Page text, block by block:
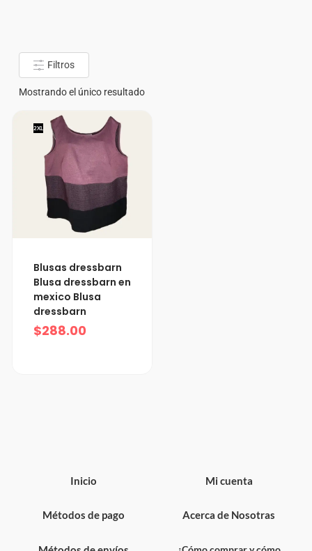
Filtros
Mostrando el único resultado
2XL
Blusas dressbarn
Blusa dressbarn en
mexico Blusa
dressbarn
$288.00
Inicio
Métodos de pago
Mi cuenta
Acerca de Nosotras